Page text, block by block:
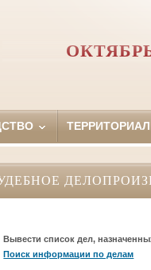
Вывести список дел,
Поиск информации по делам